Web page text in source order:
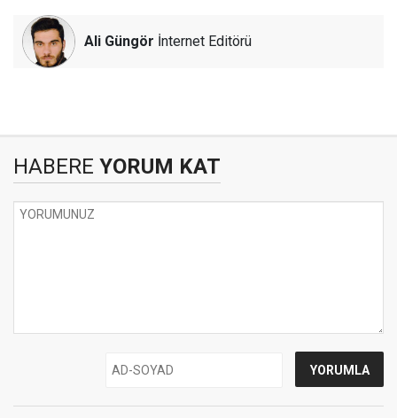
Ali Güngör İnternet Editörü
HABERE YORUM KAT